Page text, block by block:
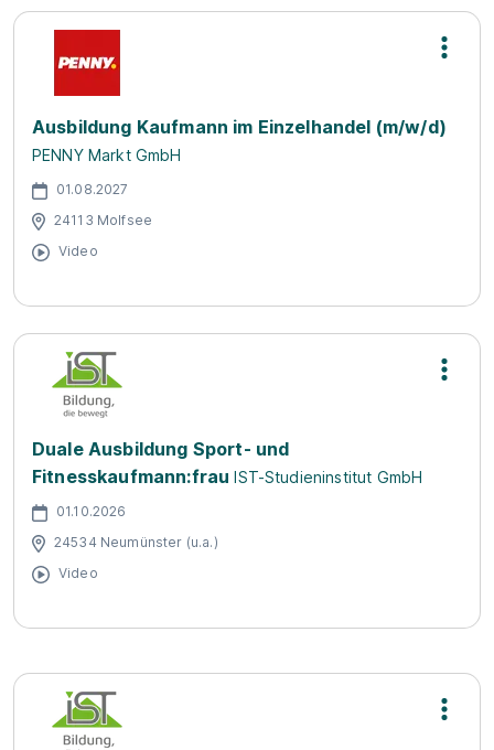
Ausbildung Kaufmann im Einzelhandel (m/w/d)
PENNY Markt GmbH
01.08.2027
24113 Molfsee
Video
Duale Ausbildung Sport- und
Fitnesskaufmann:frau IST-Studieninstitut GmbH
01.10.2026
24534 Neumünster (u.a.)
Video